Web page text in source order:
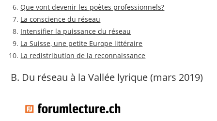
Que vont devenir les poètes professionnels?
La conscience du réseau
Intensifier la puissance du réseau
La Suisse, une petite Europe littéraire
La redistribution de la reconnaissance
B. Du réseau à la Vallée lyrique (mars 2019)